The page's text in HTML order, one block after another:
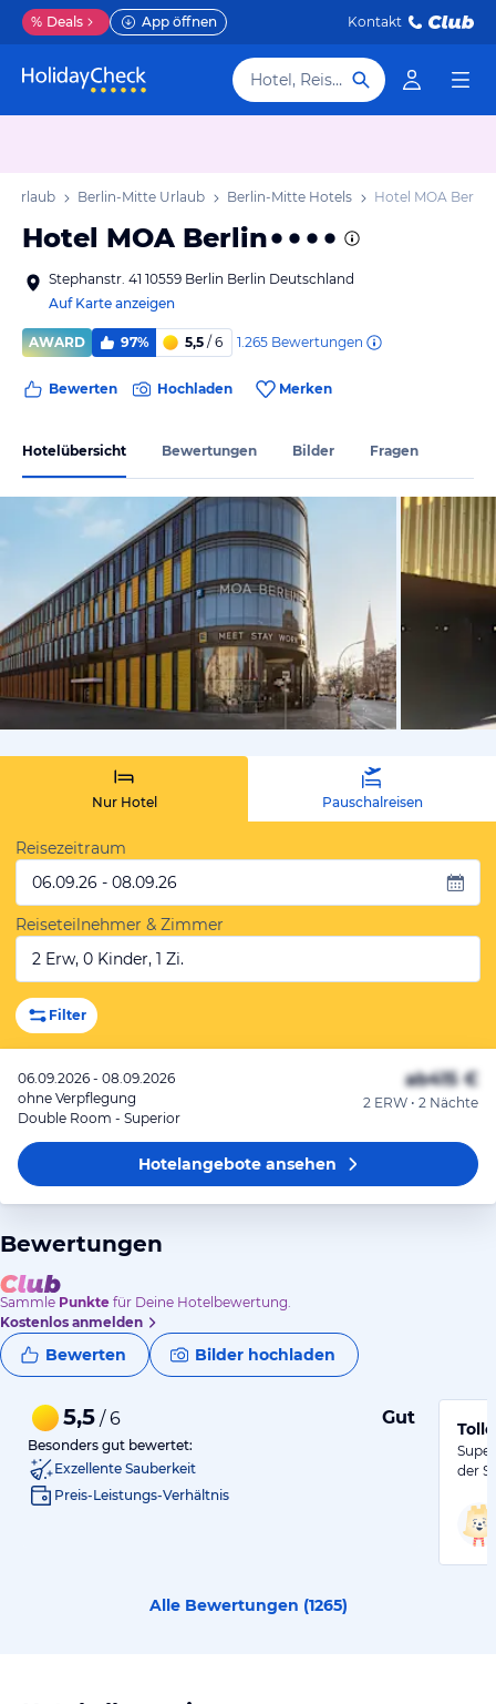
% Deals App öffnen Kontakt
Hotel, Reiseziel
Urlaub Berlin-Mitte Urlaub Berlin-Mitte Hotels Hotel MOA Berlin
Hotel MOA Berlin
Stephanstr. 41 10559 Berlin Berlin Deutschland
Auf Karte anzeigen
AWARD 97% 5,5 / 6 1.265 Bewertungen
Bewerten Hochladen Merken
Hotelübersicht Bewertungen Bilder Fragen
Nur Hotel Pauschalreisen
Reisezeitraum
06.09.26 - 08.09.26
Reiseteilnehmer & Zimmer
2 Erw, 0 Kinder, 1 Zi.
Filter
06.09.2026 - 08.09.2026
ohne Verpflegung
Double Room - Superior
ab415 €
2 ERW • 2 Nächte
Hotelangeboteansehen
Bewertungen
Sammle Punkte für Deine Hotelbewertung.
Kostenlos anmelden
Bewerten Bilder hochladen
5,5 / 6 Gut
Besonders gut bewertet:
Exzellente Sauberkeit
Preis-Leistungs-Verhältnis
der
Alle Bewertungen (1265)